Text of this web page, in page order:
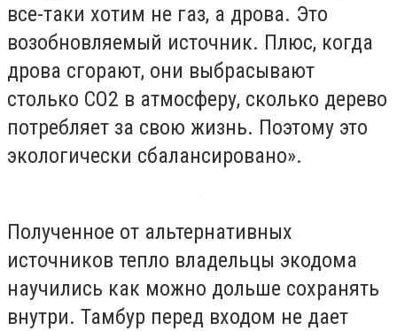
все-таки хотим не газ, а дрова. Это
возобновляемый источник. Плюс, когда
дрова сгорают, они выбрасывают
столько CO2 в атмосферу, сколько дерево
потребляет за свою жизнь. Поэтому это
экологически сбалансировано».
Полученное от альтернативных
источников тепло владельцы экодома
научились как можно дольше сохранять
внутри. Тамбур перед входом не дает